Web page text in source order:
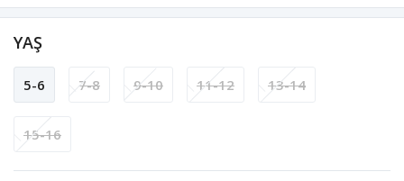
YAŞ
5-6 7-8 9-10 11-12 13-14
15-16